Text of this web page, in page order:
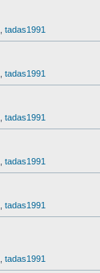
tadas1991
tadas1991
tadas1991
tadas1991
tadas1991
tadas1991